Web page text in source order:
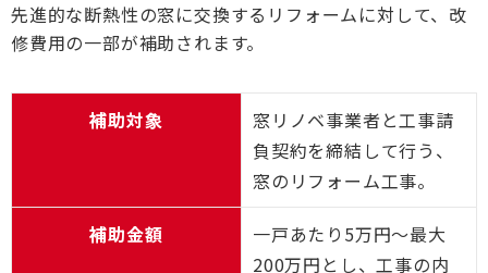
先進的な断熱性の窓に交換するリフォームに対して、改
修費用の一部が補助されます。
補助対象
窓リノベ事業者と工事請
負契約を締結して行う、
窓のリフォーム工事。
補助金額
一戸あたり5万円〜最大
200万円とし、工事の内